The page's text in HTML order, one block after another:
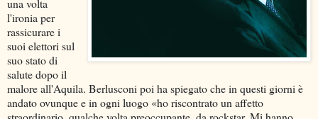
una volta
l'ironia per
rassicurare i
suoi elettori sul
suo stato di
salute dopo il
malore all'Aquila. Berlusconi poi ha spiegato che in questi giorni è
andato ovunque e in ogni luogo «ho riscontrato un affetto